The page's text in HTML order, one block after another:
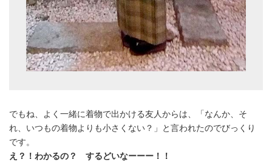
でもね、よく一緒に着物で出かける友人からは、「なんか、そ
れ、いつもの着物よりも小さくない？」と言われたのでびっくり
です。
え？！わかるの？ するどいなーーー！！